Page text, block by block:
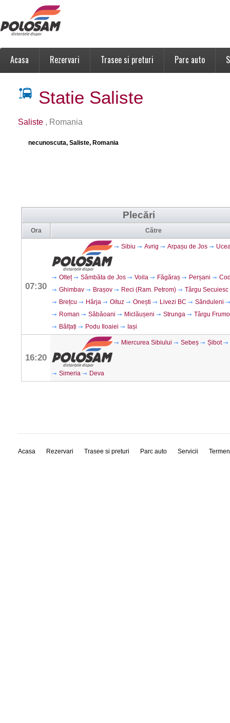
Acasa Rezervari Trasee si preturi Parc auto
Statie Saliste
Saliste , Romania
necunoscuta, Saliste, Romania
Plecări
Ora Către
07:30
Sibiu Avrig Arpașu de Jos
Olteț Sâmbăta de Jos Voila Făgăraș Perșani
Ghimbav
Brașov Reci (Ram. Petrom)
Târgu Secuiesc
Brețcu
Hârja Oituz Onești Livezi BC
Sănduleni
Roman
Săbăoani Miclăușeni Strunga
Târgu
Bălțați
Podu Iloaiei Iași
16:20
Miercurea Sibiului Sebeș Șibot
Simeria Deva
Acasa Rezervari Trasee si preturi Parc auto Servicii